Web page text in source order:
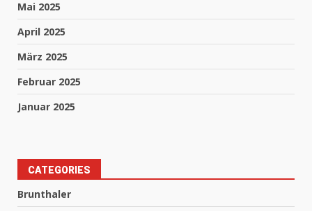
Mai 2025
April 2025
März 2025
Februar 2025
Januar 2025
CATEGORIES
Brunthaler